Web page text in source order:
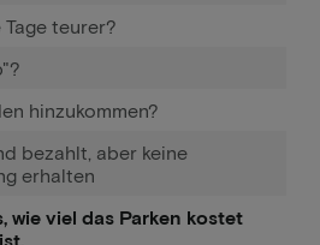
teurer?
hinzukommen?
bezahlt, aber keine
erhalten
wie viel das Parken kostet